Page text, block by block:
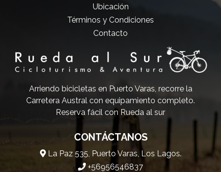
Ubicación
Términos y Condiciones
Contacto
Arriendo bicicletas en Puerto Varas, recorre la
Carretera Austral con equipamiento completo.
Reserva fácil con Rueda al sur
CONTÁCTANOS
La Paz 535, Puerto Varas, Los Lagos.
+56956546837